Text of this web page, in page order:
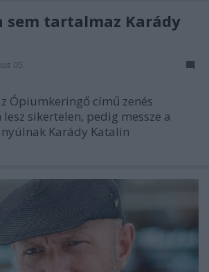
sem tartalmaz Karády
05.
Ópiumkeringő című zenés
sikertelen, pedig messze a
Karády Katalin